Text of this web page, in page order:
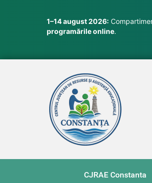
1–14 august 2026:
programările online.
CJRAE Constanta